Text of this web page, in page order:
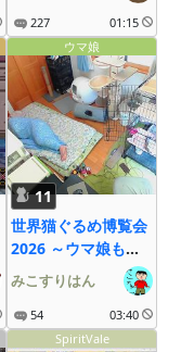
227
01:15
ウマ娘
11
世界猫ぐるめ博覧会
2026 ～ウマ娘も大
疾走にゃ～
みこすりはん
54
03:40
SpiritVale